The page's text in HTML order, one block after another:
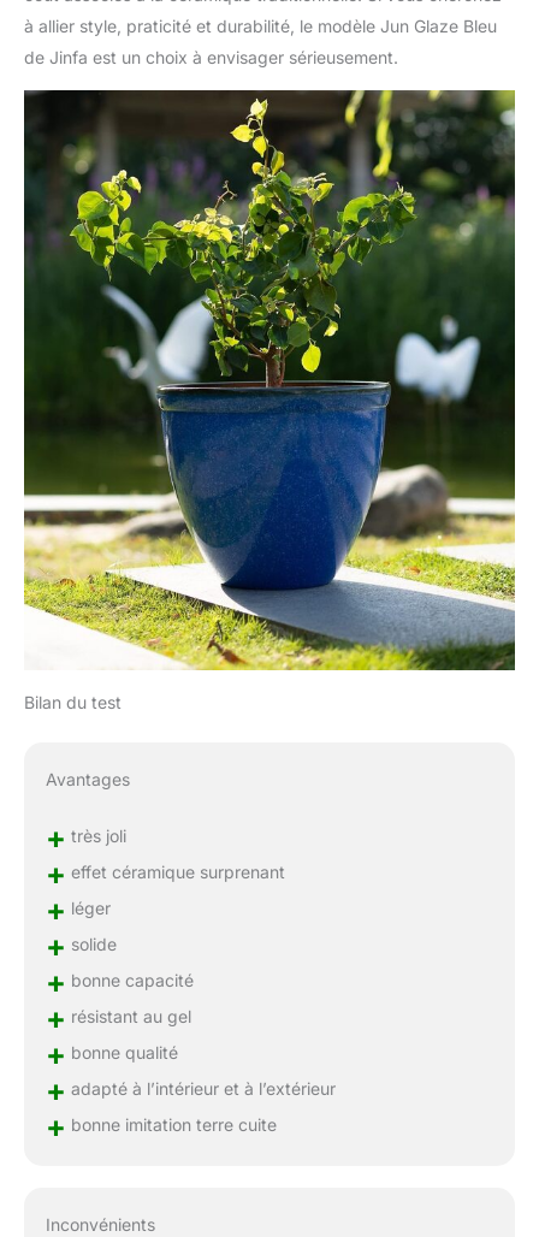
à allier style, praticité et durabilité, le modèle Jun Glaze Bleu
de Jinfa est un choix à envisager sérieusement.
Bilan du test
Avantages
+ très joli
+ effet céramique surprenant
+ léger
+ solide
+ bonne capacité
+ résistant au gel
+ bonne qualité
+ adapté à l’intérieur et à l’extérieur
+ bonne imitation terre cuite
Inconvénients